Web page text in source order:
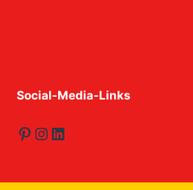
Social-Media-Links
Pinterest
Instagram
LinkedIn